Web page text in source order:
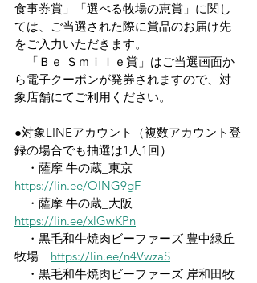
食事券賞」「選べる牧場の恵賞」に関し
ては、ご当選された際に賞品のお届け先
をご入力いただきます。
「Ｂｅ Ｓｍｉｌｅ賞」はご当選画面か
ら電子クーポンが発券されますので、対
象店舗にてご利用ください。
●対象LINEアカウント（複数アカウント登
録の場合でも抽選は1人1回）
・薩摩 牛の蔵_東京
https://lin.ee/OlNG9gF
・薩摩 牛の蔵_大阪
https://lin.ee/xlGwKPn
・黒毛和牛焼肉ビーファーズ 豊中緑丘
牧場 https://lin.ee/n4VwzaS
・黒毛和牛焼肉ビーファーズ 岸和田牧